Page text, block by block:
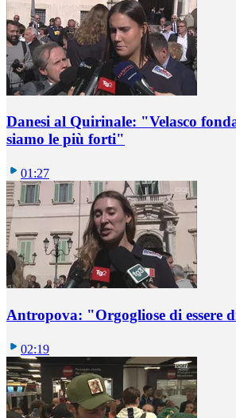
Danesi al Quirinale: "Velasco
siamo le più forti"
01:27
Antropova: "Orgogliose di essere
02:19